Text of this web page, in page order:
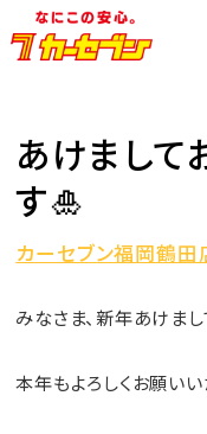
あけまして
す🎍
カーセブン福岡鶴田
みなさま、新年あけまし
本年もよろしくお願いい